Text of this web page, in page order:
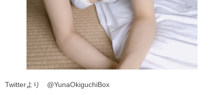
Twitterより @YunaOkiguchiBox